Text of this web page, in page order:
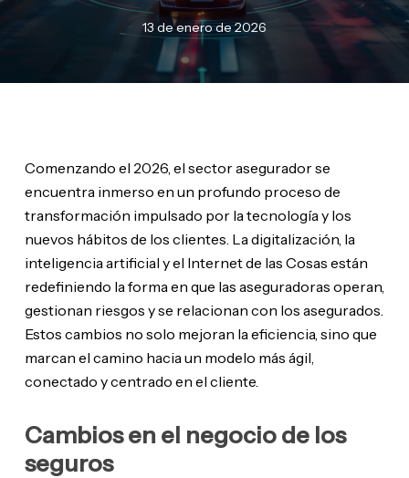
13 de enero de 2026
Comenzando el 2026, el sector asegurador se
encuentra inmerso en un profundo proceso de
transformación impulsado por la tecnología y los
nuevos hábitos de los clientes. La digitalización, la
inteligencia artificial y el Internet de las Cosas están
redefiniendo la forma en que las aseguradoras operan,
gestionan riesgos y se relacionan con los asegurados.
Estos cambios no solo mejoran la eficiencia, sino que
marcan el camino hacia un modelo más ágil,
conectado y centrado en el cliente.
Cambios en el negocio de los
seguros